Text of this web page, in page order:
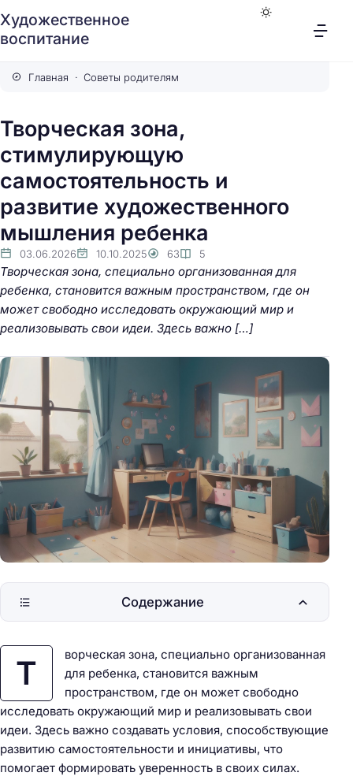
Художественное
воспитание
Главная Советы родителям
Творческая зона,
стимулирующую
самостоятельность и
развитие художественного
мышления ребенка
03.06.2026 10.10.2025 63 5
Творческая зона, специально организованная для
ребенка, становится важным пространством, где он
может свободно исследовать окружающий мир и
реализовывать свои идеи. Здесь важно […]
Т
ворческая зона, специально организованная
для ребенка, становится важным
пространством, где он может свободно
исследовать окружающий мир и реализовывать свои
идеи. Здесь важно создавать условия, способствующие
развитию самостоятельности и инициативы, что
помогает формировать уверенность в своих силах.
Содержание